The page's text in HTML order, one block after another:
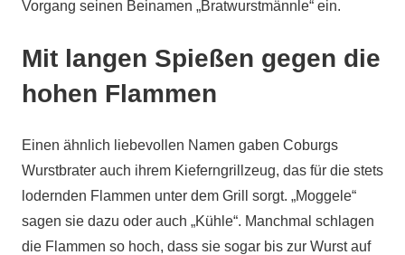
Vorgang seinen Beinamen „Bratwurstmännle“ ein.
Mit langen Spießen gegen die
hohen Flammen
Einen ähnlich liebevollen Namen gaben Coburgs
Wurstbrater auch ihrem Kieferngrillzeug, das für die stets
lodernden Flammen unter dem Grill sorgt. „Moggele“
sagen sie dazu oder auch „Kühle“. Manchmal schlagen
die Flammen so hoch, dass sie sogar bis zur Wurst auf